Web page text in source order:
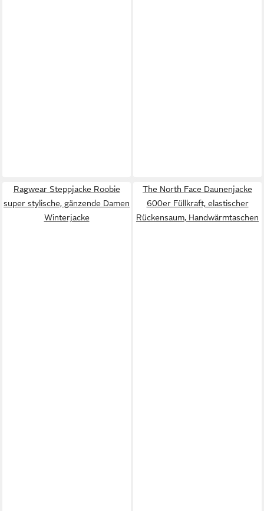
Ragwear Steppjacke Roobie
super stylische, gänzende Damen
Winterjacke
The North Face Daunenjacke
600er Füllkraft, elastischer
Rückensaum, Handwärmtaschen